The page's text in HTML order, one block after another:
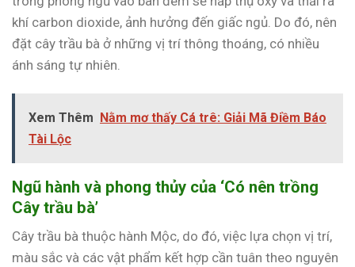
khí carbon dioxide, ảnh hưởng đến giấc ngủ. Do đó, nên
đặt cây trầu bà ở những vị trí thông thoáng, có nhiều
ánh sáng tự nhiên.
Xem Thêm Nằm mơ thấy Cá trê: Giải Mã Điềm Báo
Tài Lộc
Ngũ hành và phong thủy của ‘Có nên trồng
Cây trầu bà’
Cây trầu bà thuộc hành Mộc, do đó, việc lựa chọn vị trí,
màu sắc và các vật phẩm kết hợp cần tuân theo nguyên